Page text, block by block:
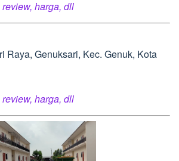
harga, dll
Raya, Genuksari, Kec. Genuk, Kota
harga, dll